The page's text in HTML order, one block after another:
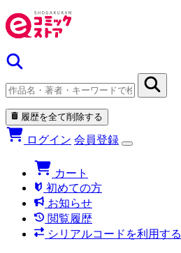
履歴を全て削除する
ログイン 会員登録
カート
初めての方
お知らせ
閲覧履歴
シリアルコードを利用する